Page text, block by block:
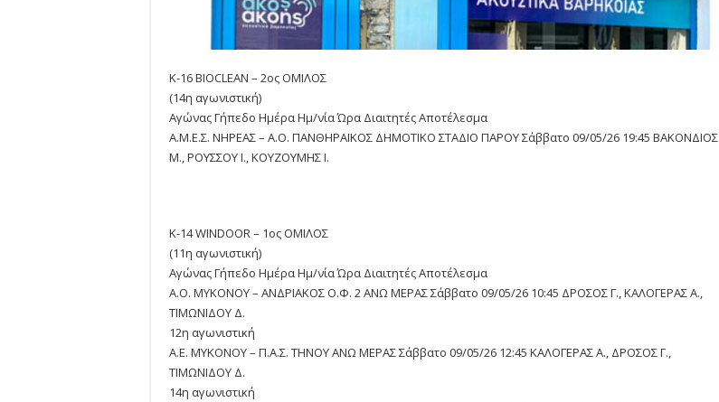
Κ-16 BIOCLEAN – 2ος ΟΜΙΛΟΣ
(14η αγωνιστική)
Αγώνας Γήπεδο Ημέρα Ημ/νία Ώρα Διαιτητές Αποτέλεσμα
Α.Μ.Ε.Σ. ΝΗΡΕΑΣ – Α.Ο. ΠΑΝΘΗΡΑΪΚΟΣ ΔΗΜΟΤΙΚΟ ΣΤΑΔΙΟ ΠΑΡΟΥ Σάββατο 09/05/26 19:45 ΒΑΚΟΝΔΙΟΣ
Μ., ΡΟΥΣΣΟΥ Ι., ΚΟΥΖΟΥΜΗΣ Ι.
Κ-14 WINDOOR – 1ος ΟΜΙΛΟΣ
(11η αγωνιστική)
Αγώνας Γήπεδο Ημέρα Ημ/νία Ώρα Διαιτητές Αποτέλεσμα
Α.Ο. ΜΥΚΟΝΟΥ – ΑΝΔΡΙΑΚΟΣ Ο.Φ. 2 ΑΝΩ ΜΕΡΑΣ Σάββατο 09/05/26 10:45 ΔΡΟΣΟΣ Γ., ΚΑΛΟΓΕΡΑΣ Α.,
ΤΙΜΩΝΙΔΟΥ Δ.
12η αγωνιστική
A.E. MYKONOY – Π.Α.Σ. ΤΗΝΟΥ ΑΝΩ ΜΕΡΑΣ Σάββατο 09/05/26 12:45 ΚΑΛΟΓΕΡΑΣ Α., ΔΡΟΣΟΣ Γ.,
ΤΙΜΩΝΙΔΟΥ Δ.
14η αγωνιστική